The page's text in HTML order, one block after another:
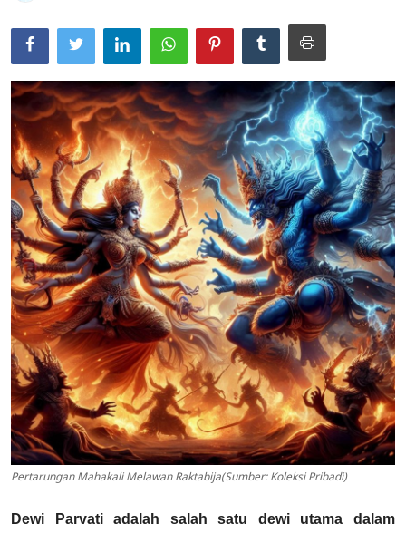
Indonesia
Pertarungan Mahakali Melawan Raktabija(Sumber: Koleksi Pribadi)
Dewi Parvati adalah salah satu dewi utama dalam